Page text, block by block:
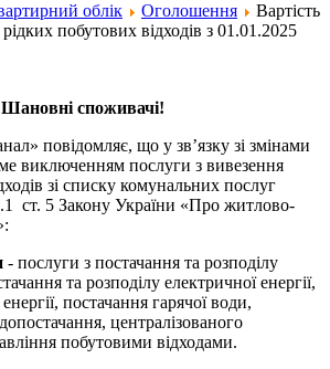
облік Оголошення
Вартість
побутових відходів з 01.01.2025
Шановні споживачі!
повідомляє, що у зв’язку зі змінами
виключенням послуги з вивезення
зі списку комунальних послуг
ст. 5 Закону України «Про житлово-
- послуги з постачання та розподілу
та розподілу електричної енергії,
постачання гарячої води,
централізованого
побутовими відходами.